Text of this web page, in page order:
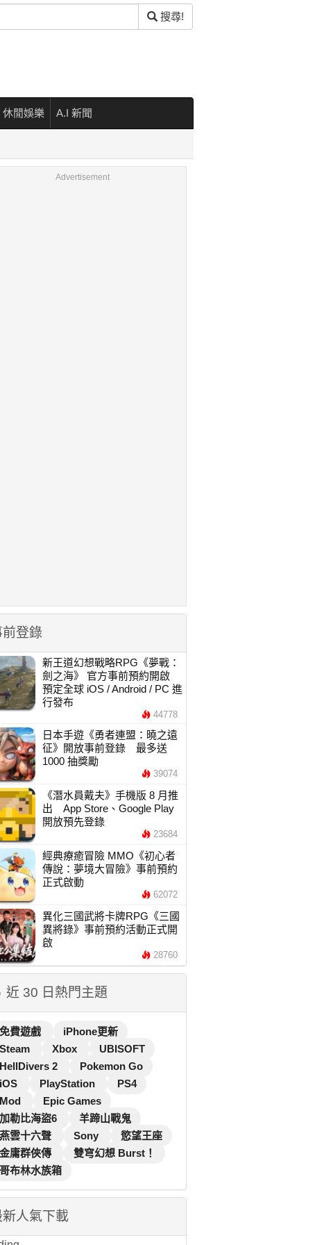
搜尋!
休閒娛樂 A.I 新聞
Advertisement
前登錄
新王道幻想戰略RPG《夢戰：
劍之海》 官方事前預約開啟
預定全球 iOS / Android / PC 進
行發布
44778
日本手遊《勇者連盟：曉之遠
征》開放事前登錄 最多送
1000 抽獎勵
39074
《潛水員戴夫》手機版 8 月推
出 App Store、Google Play
開放預先登錄
23684
經典療癒冒險 MMO《初心者
傳說：夢境大冒險》事前預約
正式啟動
62072
異化三國武將卡牌RPG《三國
異將錄》事前預約活動正式開
啟
28760
近 30 日熱門主題
免費遊戲
iPhone更新
Steam
Xbox
UBISOFT
HellDivers 2
Pokemon Go
iOS
PlayStation
PS4
Mod
Epic Games
加勒比海盜6
羊蹄山戰鬼
燕雲十六聲
Sony
慾望王座
金庸群俠傳
雙穹幻想 Burst！
哥布林水族箱
新人氣下載